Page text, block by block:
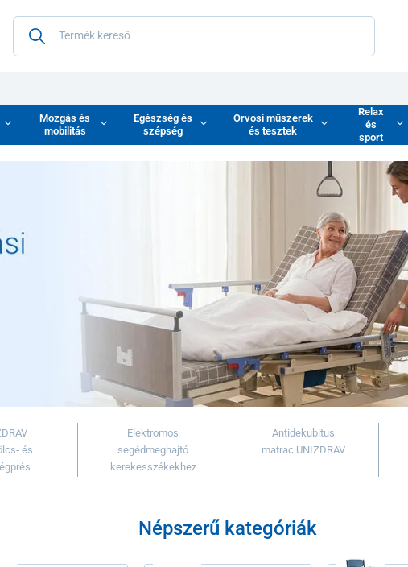
Mozgás és
mobilitás
Egészség és
szépség
Orvosi műszerek
és tesztek
Relax
és
sport
és
Elektromos
segédmeghajtó
kerekesszékekhez
Antidekubitus
matrac UNIZDRAV
Népszerű kategóriák